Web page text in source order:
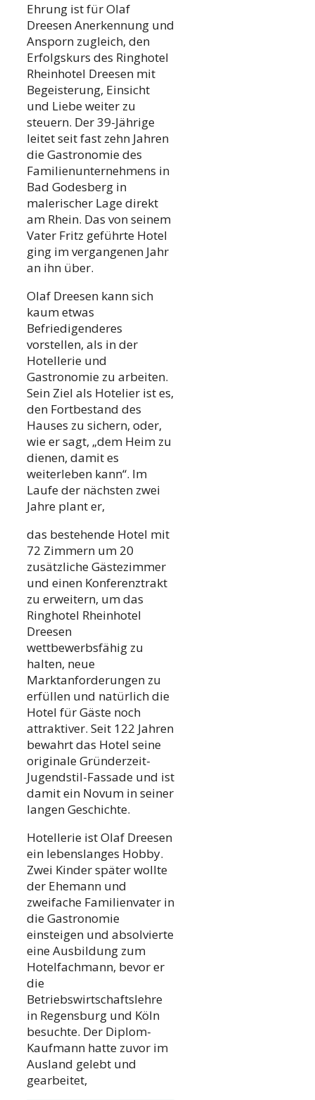
Ehrung ist für Olaf
Dreesen Anerkennung und
Ansporn zugleich, den
Erfolgskurs des Ringhotel
Rheinhotel Dreesen mit
Begeisterung, Einsicht
und Liebe weiter zu
steuern. Der 39-Jährige
leitet seit fast zehn Jahren
die Gastronomie des
Familienunternehmens in
Bad Godesberg in
malerischer Lage direkt
am Rhein. Das von seinem
Vater Fritz geführte Hotel
ging im vergangenen Jahr
an ihn über.
Olaf Dreesen kann sich
kaum etwas
Befriedigenderes
vorstellen, als in der
Hotellerie und
Gastronomie zu arbeiten.
Sein Ziel als Hotelier ist es,
den Fortbestand des
Hauses zu sichern, oder,
wie er sagt, „dem Heim zu
dienen, damit es
weiterleben kann“. Im
Laufe der nächsten zwei
Jahre plant er,
das bestehende Hotel mit
72 Zimmern um 20
zusätzliche Gästezimmer
und einen Konferenztrakt
zu erweitern, um das
Ringhotel Rheinhotel
Dreesen
wettbewerbsfähig zu
halten, neue
Marktanforderungen zu
erfüllen und natürlich die
Hotel für Gäste noch
attraktiver. Seit 122 Jahren
bewahrt das Hotel seine
originale Gründerzeit-
Jugendstil-Fassade und ist
damit ein Novum in seiner
langen Geschichte.
Hotellerie ist Olaf Dreesen
ein lebenslanges Hobby.
Zwei Kinder später wollte
der Ehemann und
zweifache Familienvater in
die Gastronomie
einsteigen und absolvierte
eine Ausbildung zum
Hotelfachmann, bevor er
die
Betriebswirtschaftslehre
in Regensburg und Köln
besuchte. Der Diplom-
Kaufmann hatte zuvor im
Ausland gelebt und
gearbeitet,